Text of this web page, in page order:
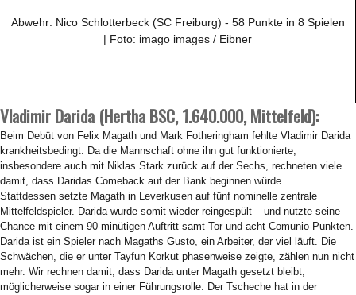
Abwehr: Nico Schlotterbeck (SC Freiburg) - 58 Punkte in 8 Spielen
| Foto: imago images / Eibner
Vladimir Darida (Hertha BSC, 1.640.000, Mittelfeld):
Beim Debüt von Felix Magath und Mark Fotheringham fehlte Vladimir Darida
krankheitsbedingt. Da die Mannschaft ohne ihn gut funktionierte,
insbesondere auch mit Niklas Stark zurück auf der Sechs, rechneten viele
damit, dass Daridas Comeback auf der Bank beginnen würde.
Stattdessen setzte Magath in Leverkusen auf fünf nominelle zentrale
Mittelfeldspieler. Darida wurde somit wieder reingespült – und nutzte seine
Chance mit einem 90-minütigen Auftritt samt Tor und acht Comunio-Punkten.
Darida ist ein Spieler nach Magaths Gusto, ein Arbeiter, der viel läuft. Die
Schwächen, die er unter Tayfun Korkut phasenweise zeigte, zählen nun nicht
mehr. Wir rechnen damit, dass Darida unter Magath gesetzt bleibt,
möglicherweise sogar in einer Führungsrolle. Der Tscheche hat in der